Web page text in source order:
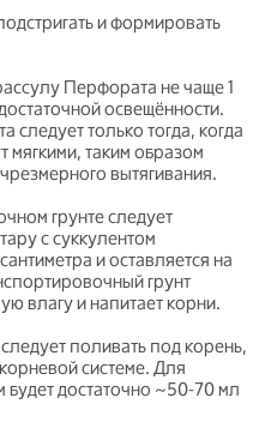
и формировать
Перфората не чаще 1
освещённости.
только тогда, когда
мягкими, таким образом
вытягивания.
грунте следует
с суккулентом
и оставляется на
грунт
влагу и напитает корни.
поливать под корень,
системе. Для
достаточно ~50-70 мл